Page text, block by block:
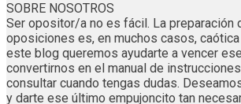
SOBRE NOSOTROS
Ser opositor/a no es fácil. La preparación
oposiciones es, en muchos casos,
este blog queremos ayudarte a vencer
convertirnos en el manual de
consultar cuando tengas dudas.
y darte ese último empujoncito tan